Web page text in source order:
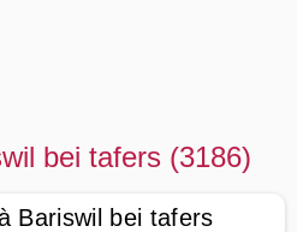
bei tafers (3186)
Bariswil bei tafers